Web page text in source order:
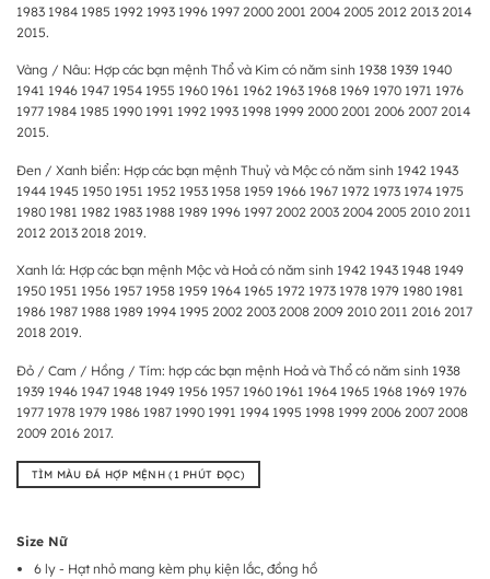
1983 1984 1985 1992 1993 1996 1997 2000 2001 2004 2005 2012 2013 2014
2015.
Vàng / Nâu: Hợp các bạn mệnh Thổ và Kim có năm sinh 1938 1939 1940
1941 1946 1947 1954 1955 1960 1961 1962 1963 1968 1969 1970 1971 1976
1977 1984 1985 1990 1991 1992 1993 1998 1999 2000 2001 2006 2007 2014
2015.
Đen / Xanh biển: Hợp các bạn mệnh Thuỷ và Mộc có năm sinh 1942 1943
1944 1945 1950 1951 1952 1953 1958 1959 1966 1967 1972 1973 1974 1975
1980 1981 1982 1983 1988 1989 1996 1997 2002 2003 2004 2005 2010 2011
2012 2013 2018 2019.
Xanh lá: Hợp các bạn mệnh Mộc và Hoả có năm sinh 1942 1943 1948 1949
1950 1951 1956 1957 1958 1959 1964 1965 1972 1973 1978 1979 1980 1981
1986 1987 1988 1989 1994 1995 2002 2003 2008 2009 2010 2011 2016 2017
2018 2019.
Đỏ / Cam / Hồng / Tím: hợp các bạn mệnh Hoả và Thổ có năm sinh 1938
1939 1946 1947 1948 1949 1956 1957 1960 1961 1964 1965 1968 1969 1976
1977 1978 1979 1986 1987 1990 1991 1994 1995 1998 1999 2006 2007 2008
2009 2016 2017.
TÌM MÀU ĐÁ HỢP MỆNH (1 PHÚT ĐỌC)
Size Nữ
6 ly - Hạt nhỏ mang kèm phụ kiện lắc, đồng hồ